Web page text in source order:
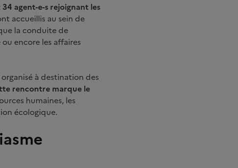
agent-e-s rejoignant les
accueillis au sein de
la conduite de
encore les affaires
à destination des
rencontre marque le
humaines, les
écologique.